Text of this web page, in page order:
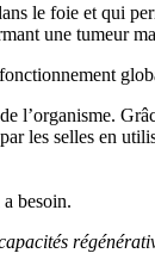
le foie et qui
une tumeur
l’organisme.
les selles en
besoin.